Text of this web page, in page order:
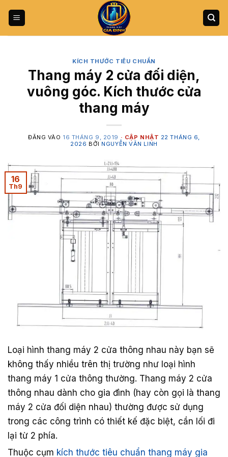
qua
KÍCH THƯỚC TIÊU CHUẨN
Thang máy 2 cửa đối diện,
vuông góc. Kích thước cửa
thang máy
ĐĂNG VÀO 16 THÁNG 9, 2019
22 THÁNG 6,
2026 BỞI NGUYỄN VĂN LINH
16
Th9
Loại hình thang máy 2 cửa thông nhau này bạn sẽ
không thấy nhiều trên thị trường như loại hình
thang máy 1 cửa thông thường. Thang máy 2 cửa
thông nhau dành cho gia đình (hay còn gọi là thang
máy 2 cửa đối diện nhau) thường được sử dụng
trong các công trình có thiết kế đặc biệt, cần lối đi
lại từ 2 phía.
Thuộc cụm kích thước tiêu chuẩn thang máy gia